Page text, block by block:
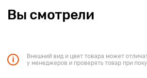
Вы смотрели
Внешний вид и цвет товара может
у менеджеров и проверять товар при